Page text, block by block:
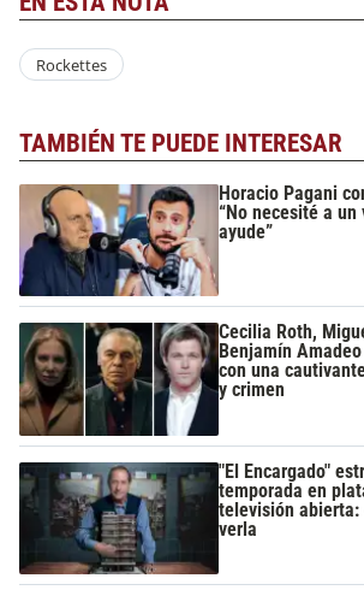
Rockettes
TAMBIÉN TE PUEDE INTERESAR
Horacio Pagani
“No necesité a
ayude”
Cecilia Roth,
Benjamín
con una
y crimen
"El Encargado"
temporada en
televisión abierta:
verla